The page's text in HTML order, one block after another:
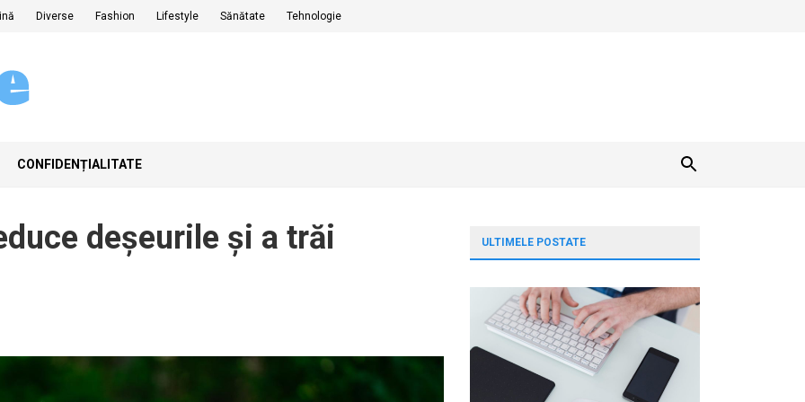
Diverse Fashion Lifestyle Sănătate Tehnologie
CONFIDENȚIALITATE
deșeurile și a trăi
ULTIMELE POSTATE